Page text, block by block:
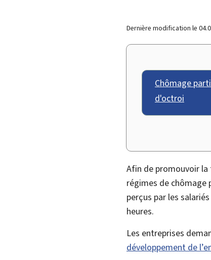
Dernière modification le
Chômage
d'octroi
Afin de promouvoir
régimes de chômage
perçus par les
heures.
Les entreprises
développement de